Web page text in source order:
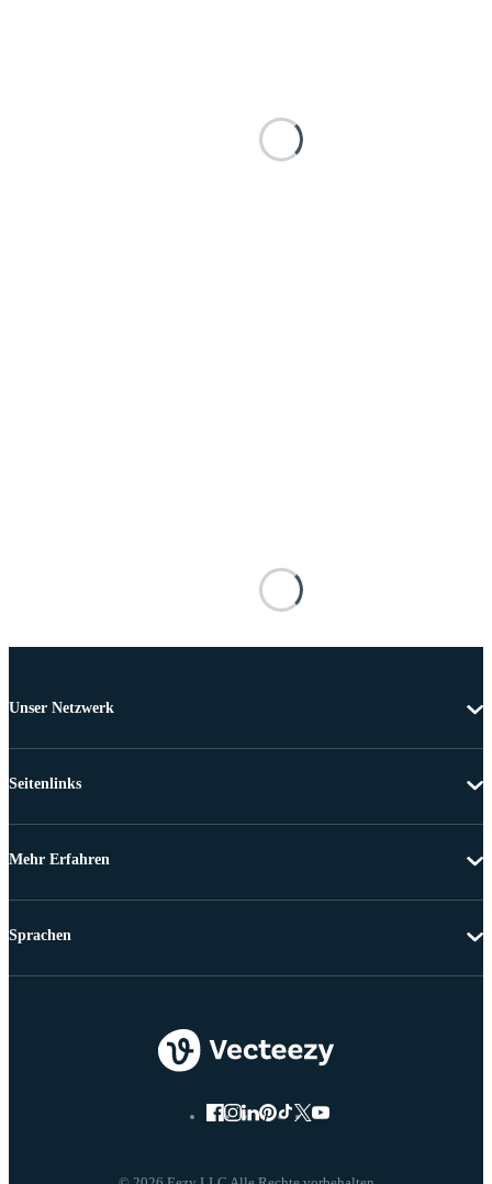
Unser Netzwerk
Seitenlinks
Mehr Erfahren
Sprachen